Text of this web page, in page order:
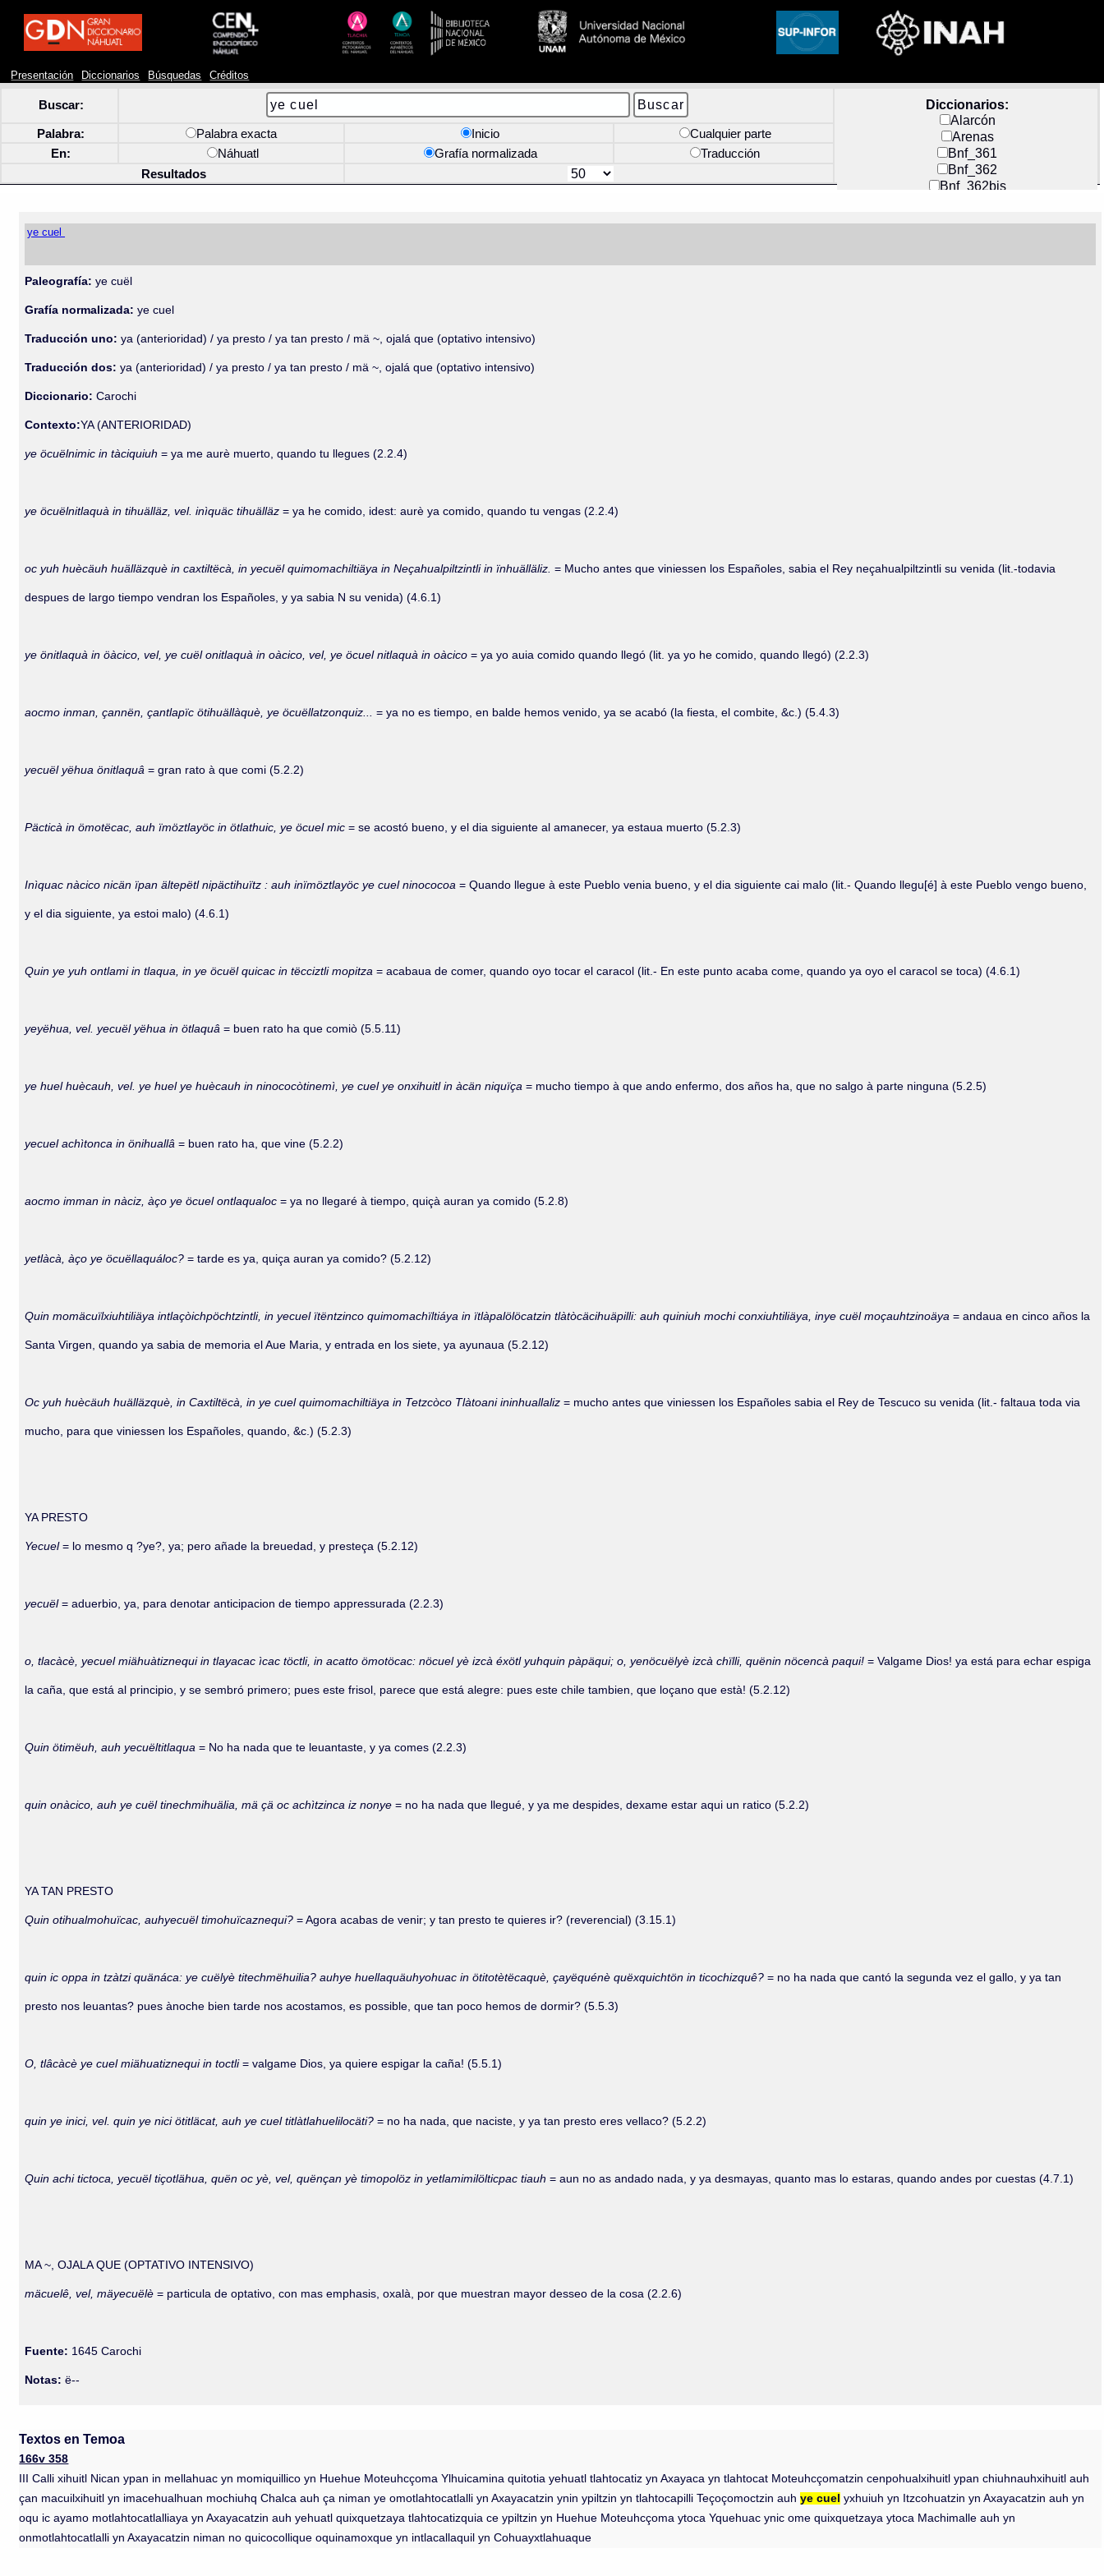
Presentación Diccionarios Búsquedas Créditos
Buscar:
Diccionarios:
Alarcón
Arenas
Bnf_361
Bnf_362
Bnf_362bis
Docs_México
Palabra: Palabra exacta Inicio
Cualquier parte
En:
Náhuatl Grafía normalizada
Traducción
Resultados
ye cuel
Paleografía: ye cuël
Grafía normalizada: ye cuel
Traducción uno: ya (anterioridad) / ya presto / ya tan presto / mä ~, ojalá que (optativo intensivo)
Traducción dos: ya (anterioridad) / ya presto / ya tan presto / mä ~, ojalá que (optativo intensivo)
Diccionario:Carochi
Contexto:YA (ANTERIORIDAD)
ye öcuëlnimic in tàciquiuh= ya me aurè muerto, quando tu llegues (2.2.4)
ye öcuëlnitlaquà in tihuälläz, vel. inìquäc tihuälläz= ya he comido, idest: aurè ya comido, quando tu vengas (2.2.4)
oc yuh huècäuh huälläzquè in caxtiltëcà, in yecuël quimomachiltiäya in Neçahualpiltzintli in ïnhuälläliz.= Mucho antes que viniessen los Españoles, sabia el Rey neçahualpiltzintli su venida (lit.-todavia
despues de largo tiempo vendran los Españoles, y ya sabia N su venida) (4.6.1)
ye önitlaquà in öàcico, vel, ye cuël onitlaquà in oàcico, vel, ye öcuel nitlaquà in oàcico= ya yo auia comido quando llegó (lit. ya yo he comido, quando llegó) (2.2.3)
aocmo inman, çannën, çantlapïc ötihuällàquè, ye öcuëllatzonquiz...= ya no es tiempo, en balde hemos venido, ya se acabó (la fiesta, el combite, &c.) (5.4.3)
yecuël yëhua önitlaquâ= gran rato à que comi (5.2.2)
Päcticà in ömotëcac, auh ïmöztlayöc in ötlathuic, ye öcuel mic= se acostó bueno, y el dia siguiente al amanecer, ya estaua muerto (5.2.3)
Inìquac nàcico nicän ïpan ältepëtl nipäctihuïtz : auh inïmöztlayöc ye cuel ninococoa= Quando llegue à este Pueblo venia bueno, y el dia siguiente cai malo (lit.- Quando llegu[é] à este Pueblo vengo bueno,
y el dia siguiente, ya estoi malo) (4.6.1)
Quin ye yuh ontlami in tlaqua, in ye öcuël quicac in tëcciztli mopitza= acabaua de comer, quando oyo tocar el caracol (lit.- En este punto acaba come, quando ya oyo el caracol se toca) (4.6.1)
yeyëhua, vel. yecuël yëhua in ötlaquâ= buen rato ha que comiò (5.5.11)
ye huel huècauh, vel. ye huel ye huècauh in ninococòtinemì, ye cuel ye onxihuitl in àcän niquïça= mucho tiempo à que ando enfermo, dos años ha, que no salgo à parte ninguna (5.2.5)
yecuel achìtonca in önihuallâ= buen rato ha, que vine (5.2.2)
aocmo imman in nàciz, àço ye öcuel ontlaqualoc= ya no llegaré à tiempo, quiçà auran ya comido (5.2.8)
yetlàcà, àço ye öcuëllaquáloc?= tarde es ya, quiça auran ya comido? (5.2.12)
Quin momäcuïlxiuhtiliäya intlaçòichpöchtzintli, in yecuel ïtëntzinco quimomachïltiáya in ïtlàpalölöcatzin tlàtòcäcihuäpilli: auh quiniuh mochi conxiuhtiliäya, inye cuël moçauhtzinoäya= andaua en cinco años la
Santa Virgen, quando ya sabia de memoria el Aue Maria, y entrada en los siete, ya ayunaua (5.2.12)
Oc yuh huècäuh huälläzquè, in Caxtiltëcà, in ye cuel quimomachiltiäya in Tetzcòco Tlàtoani ininhuallaliz= mucho antes que viniessen los Españoles sabia el Rey de Tescuco su venida (lit.- faltaua toda via
mucho, para que viniessen los Españoles, quando, &c.) (5.2.3)
YA PRESTO
Yecuel= lo mesmo q ?ye?, ya; pero añade la breuedad, y presteça (5.2.12)
yecuël= aduerbio, ya, para denotar anticipacion de tiempo appressurada (2.2.3)
o, tlacàcè, yecuel miähuàtiznequi in tlayacac ìcac töctli, in acatto ömotöcac: nöcuel yè izcà éxötl yuhquin pàpäqui; o, yenöcuëlyè izcà chïlli, quënin nöcencà paqui!= Valgame Dios! ya está para echar espiga
la caña, que está al principio, y se sembró primero; pues este frisol, parece que está alegre: pues este chile tambien, que loçano que està! (5.2.12)
Quin ötimëuh, auh yecuëltitlaqua= No ha nada que te leuantaste, y ya comes (2.2.3)
quin onàcico, auh ye cuël tinechmihuälia, mä çä oc achìtzinca iz nonye= no ha nada que llegué, y ya me despides, dexame estar aqui un ratico (5.2.2)
YA TAN PRESTO
Quin otihualmohuïcac, auhyecuël timohuïcaznequi?= Agora acabas de venir; y tan presto te quieres ir? (reverencial) (3.15.1)
quin ic oppa in tzàtzi quänáca: ye cuëlyè titechmëhuilia? auhye huellaquäuhyohuac in ötitotètëcaquè, çayëquénè quëxquichtön in ticochizquê?= no ha nada que cantó la segunda vez el gallo, y ya tan
presto nos leuantas? pues ànoche bien tarde nos acostamos, es possible, que tan poco hemos de dormir? (5.5.3)
O, tlâcàcè ye cuel miähuatiznequi in toctli= valgame Dios, ya quiere espigar la caña! (5.5.1)
quin ye inici, vel. quin ye nici ötitläcat, auh ye cuel titlàtlahuelilocäti?= no ha nada, que naciste, y ya tan presto eres vellaco? (5.2.2)
Quin achi tictoca, yecuël tiçotlähua, quën oc yè, vel, quënçan yè timopolöz in yetlamimilölticpac tiauh= aun no as andado nada, y ya desmayas, quanto mas lo estaras, quando andes por cuestas (4.7.1)
MA ~, OJALA QUE (OPTATIVO INTENSIVO)
mäcuelê, vel, mäyecuëlè= particula de optativo, con mas emphasis, oxalà, por que muestran mayor desseo de la cosa (2.2.6)
Fuente: 1645 Carochi
Notas: ë--
Textos en Temoa
166v 358
III Calli xihuitl Nican ypan in mellahuac yn momiquillico yn Huehue Moteuhcçoma Ylhuicamina quitotia yehuatl tlahtocatiz yn Axayaca yn tlahtocat Moteuhcçomatzin cenpohualxihuitl ypan chiuhnauhxihuitl auh
çan macuilxihuitl yn imacehualhuan mochiuhq Chalca auh ça niman ye omotlahtocatlalli yn Axayacatzin ynin ypiltzin yn tlahtocapilli Teçoçomoctzin auhye cuel yxhuiuh yn Itzcohuatzin yn Axayacatzin auh yn
oqu ic ayamo motlahtocatlalliaya yn Axayacatzin auh yehuatl quixquetzaya tlahtocatizquia ce ypiltzin yn Huehue Moteuhcçoma ytoca Yquehuac ynic ome quixquetzaya ytoca Machimalle auh yn
onmotlahtocatlalli yn Axayacatzin niman no quicocollique oquinamoxque yn intlacallaquil yn Cohuayxtlahuaque